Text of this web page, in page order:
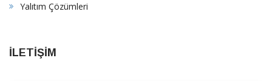
Yalıtım Çözümleri
İLETİŞİM